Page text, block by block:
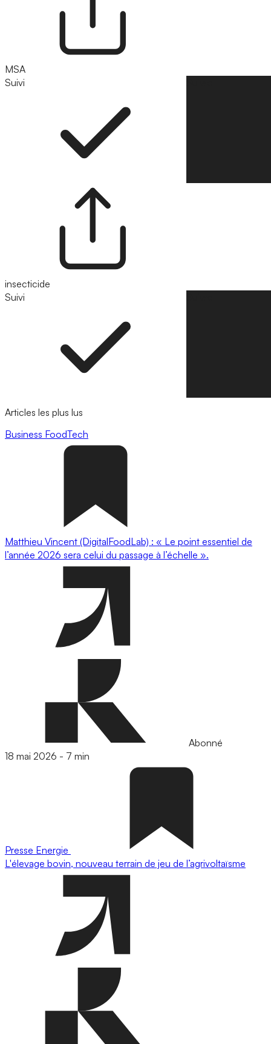
MSA
Suivi
insecticide
Suivi
Articles les plus lus
Business FoodTech
Matthieu Vincent (DigitalFoodLab) : « Le point essentiel de
l’année 2026 sera celui du passage à l’échelle ».
Abonné
18 mai 2026 - 7 min
Presse Energie
L'élevage bovin, nouveau terrain de jeu de l’agrivoltaïsme